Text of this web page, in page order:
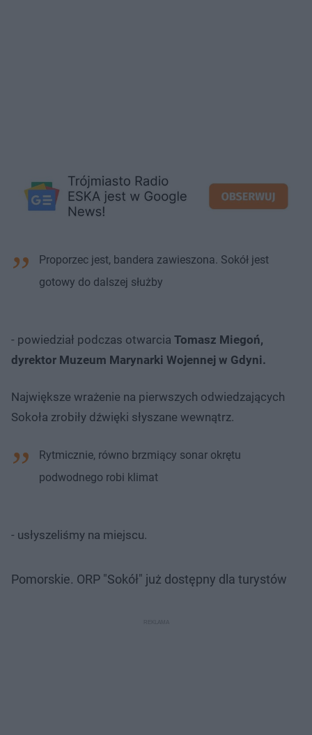
Proporzec jest, bandera zawieszona. Sokół jest
gotowy do dalszej służby
- powiedział podczas otwarcia Tomasz Miegoń,
dyrektor Muzeum Marynarki Wojennej w Gdyni.
Największe wrażenie na pierwszych odwiedzających
Sokoła zrobiły dźwięki słyszane wewnątrz.
Rytmicznie, równo brzmiący sonar okrętu
podwodnego robi klimat
- usłyszeliśmy na miejscu.
Pomorskie. ORP "Sokół" już dostępny dla turystów